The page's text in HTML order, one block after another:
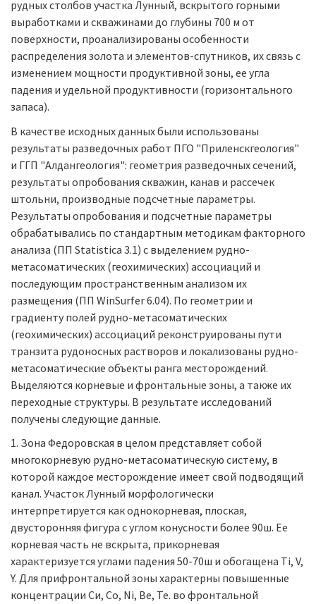
рудных столбов участка Лунный, вскрытого горными
выработками и скважинами до глубины 700 м от
поверхности, проанализированы особенности
распределения золота и элементов-спутников, их связь с
изменением мощности продуктивной зоны, ее угла
падения и удельной продуктивности (горизонтального
запаса).
В качестве исходных данных были использованы
результаты разведочных работ ПГО "Приленскгеология"
и ГГП "Алдангеология": геометрия разведочных сечений,
результаты опробования скважин, канав и рассечек
штольни, производные подсчетные параметры.
Результаты опробования и подсчетные параметры
обрабатывались по стандартным методикам факторного
анализа (ПП Statistica 3.1) с выделением рудно-
метасоматических (геохимических) ассоциаций и
последующим пространственным анализом их
размещения (ПП WinSurfer 6.04). По геометрии и
градиенту полей рудно-метасоматических
(геохимических) ассоциаций реконструированы пути
транзита рудоносных растворов и локализованы рудно-
метасоматические объекты ранга месторождений.
Выделяются корневые и фронтальные зоны, а также их
переходные структуры. В результате исследований
получены следующие данные.
1. Зона Федоровская в целом представляет собой
многокорневую рудно-метасоматическую систему, в
которой каждое месторождение имеет свой подводящий
канал. Участок Лунный морфологически
интерпретируется как однокорневая, плоская,
двусторонняя фигура с углом конусности более 90ш. Ее
корневая часть не вскрыта, прикорневая
характеризуется углами падения 50-70ш и обогащена Ti, V,
Y. Для прифронтальной зоны характерны повышенные
концентрации Си, Со, Ni, Be, Те. во фронтальной